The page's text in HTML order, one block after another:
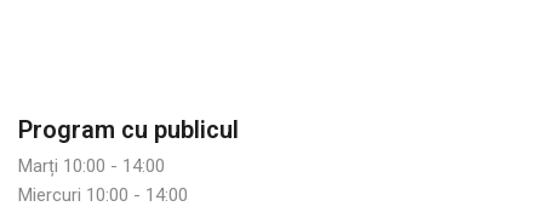
Program cu publicul
Marți 10:00 - 14:00
Miercuri 10:00 - 14:00